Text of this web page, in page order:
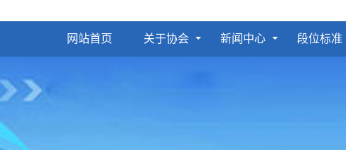
网站首页 关于协会 新闻中心 段位标准